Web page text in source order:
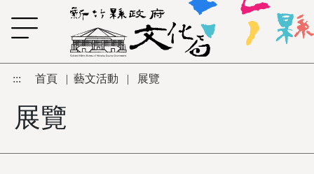
跳到主要內容區塊
::: 首頁 | 藝文活動 | 展覽
展覽